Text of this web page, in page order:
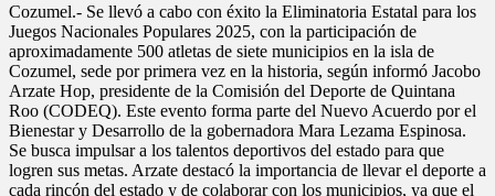
Cozumel.- Se llevó a cabo con éxito la Eliminatoria Estatal para los
Juegos Nacionales Populares 2025, con la participación de
aproximadamente 500 atletas de siete municipios en la isla de
Cozumel, sede por primera vez en la historia, según informó Jacobo
Arzate Hop, presidente de la Comisión del Deporte de Quintana
Roo (CODEQ). Este evento forma parte del Nuevo Acuerdo por el
Bienestar y Desarrollo de la gobernadora Mara Lezama Espinosa.
Se busca impulsar a los talentos deportivos del estado para que
logren sus metas. Arzate destacó la importancia de llevar el deporte a
cada rincón del estado y de colaborar con los municipios, ya que el